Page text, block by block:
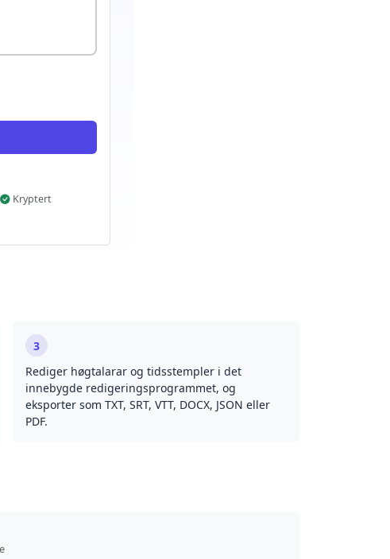
Kryptert
3
Rediger høgtalarar og tidsstempler i det
innebygde redigeringsprogrammet, og
eksporter som TXT, SRT, VTT, DOCX, JSON eller
PDF.